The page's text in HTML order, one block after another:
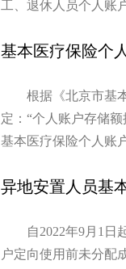
工、退休人员个人账
基本医疗保险个
根据《北京市基本
定：“个人账户存储
基本医疗保险个人账
异地安置人员基
自2022年9月1日起
户定向使用前未分配